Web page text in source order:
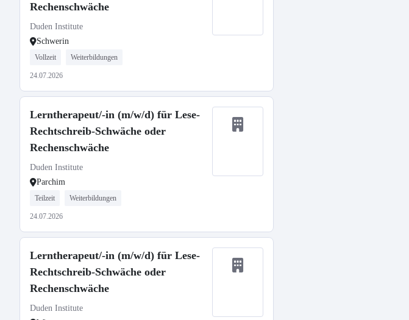
Rechenschwäche
Duden Institute
Schwerin
Vollzeit Weiterbildungen
24.07.2026
Lerntherapeut/-in (m/w/d) für Lese-
Rechtschreib-Schwäche oder
Rechenschwäche
Duden Institute
Parchim
Teilzeit Weiterbildungen
24.07.2026
Lerntherapeut/-in (m/w/d) für Lese-
Rechtschreib-Schwäche oder
Rechenschwäche
Duden Institute